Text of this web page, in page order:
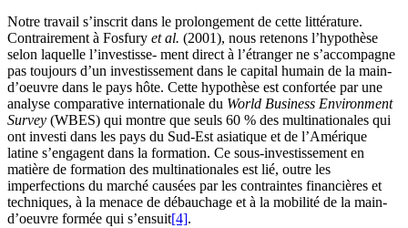
Notre travail s’inscrit dans le prolongement de cette littérature.
Contrairement à Fosfury et al. (2001), nous retenons l’hypothèse
selon laquelle l’investisse- ment direct à l’étranger ne s’accompagne
pas toujours d’un investissement dans le capital humain de la main-
d’oeuvre dans le pays hôte. Cette hypothèse est confortée par une
analyse comparative internationale du World Business Environment
Survey (WBES) qui montre que seuls 60 % des multinationales qui
ont investi dans les pays du Sud-Est asiatique et de l’Amérique
latine s’engagent dans la formation. Ce sous-investissement en
matière de formation des multinationales est lié, outre les
imperfections du marché causées par les contraintes financières et
techniques, à la menace de débauchage et à la mobilité de la main-
d’oeuvre formée qui s’ensuit[4].